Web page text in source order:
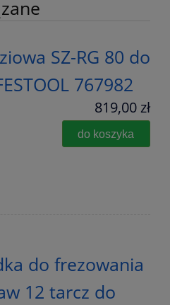
SZ-RG 80 do
767982
819,00 zł
do koszyka
do frezowania
12 tarcz do